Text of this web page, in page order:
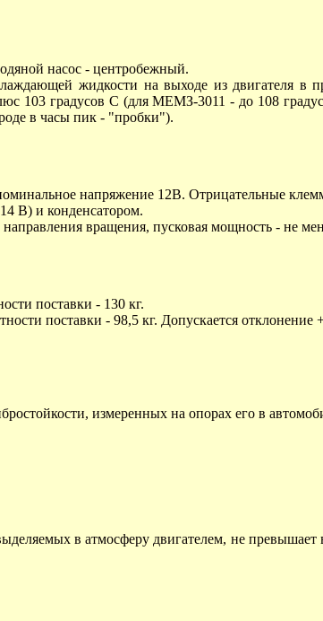
насос - центробежный.
жидкости на выходе из двигателя в
103 градусов С (для МЕМЗ-3011 - до 108
в часы пик - "пробки").
напряжение 12В. Отрицательные
В) и конденсатором.
вращения, пусковая мощность - не
поставки - 130 кг.
поставки - 98,5 кг. Допускается
измеренных на опорах его в
в атмосферу двигателем, не